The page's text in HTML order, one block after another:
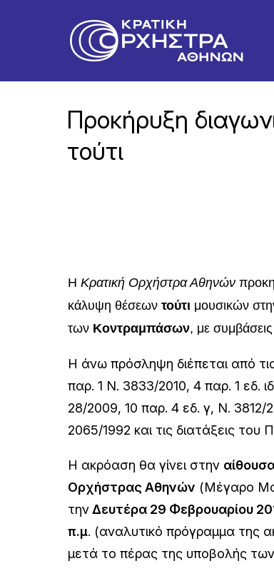
Προκήρυξη
τούτι
H Κρατική Ορχήστρα Αθηνών
κάλυψη θέσεων τούτι μουσικών
των Κοντραμπάσων, με
Η άνω πρόσληψη διέπεται από
παρ. 1 Ν. 3833/2010, 4 παρ. 1 εδ.
28/2009, 10 παρ. 4 εδ. γ, Ν.
2065/1992 και τις διατάξεις του
Η ακρόαση θα γίνει στην
Ορχήστρας Αθηνών (Μέγαρο
την Δευτέρα 29 Φεβρουαρίου
π.μ. (αναλυτικό πρόγραμμα της
μετά το πέρας της υποβολής